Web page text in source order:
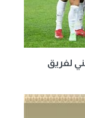
لفريق